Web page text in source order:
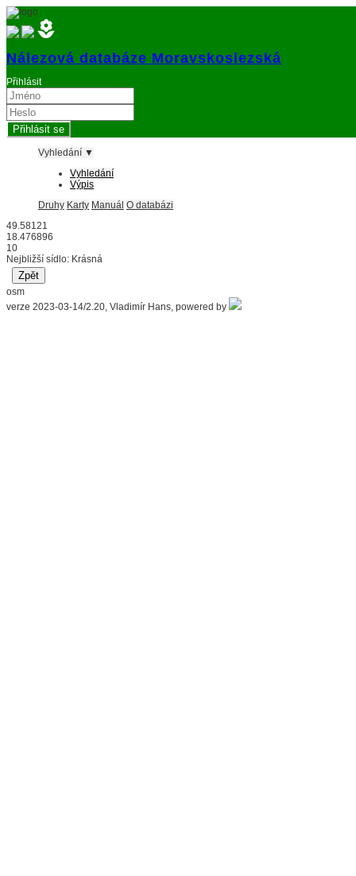
Nálezová databáze Moravskoslezská
Přihlásit
Vyhledání ▼
Vyhledání
Výpis
Druhy Karty Manuál O databázi
49.58121
18.476896
10
Nejbližší sídlo: Krásná
osm
verze 2023-03-14/2.20, Vladimír Hans, powered by